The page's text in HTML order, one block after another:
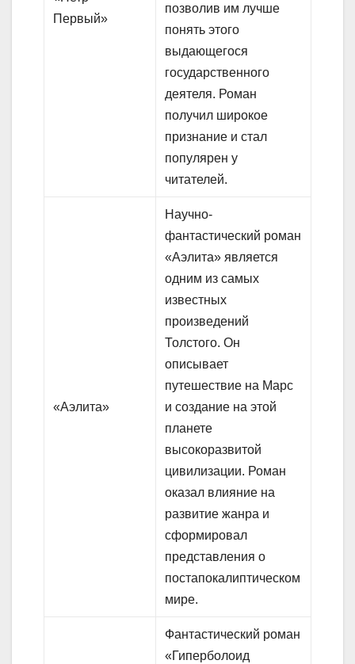
Первый»
позволив им лучше
понять этого
выдающегося
государственного
деятеля. Роман
получил широкое
признание и стал
популярен у
читателей.
«Аэлита»
Научно-
фантастический роман
«Аэлита» является
одним из самых
известных
произведений
Толстого. Он
описывает
путешествие на Марс
и создание на этой
планете
высокоразвитой
цивилизации. Роман
оказал влияние на
развитие жанра и
сформировал
представления о
постапокалиптическом
мире.
Фантастический роман
«Гиперболоид